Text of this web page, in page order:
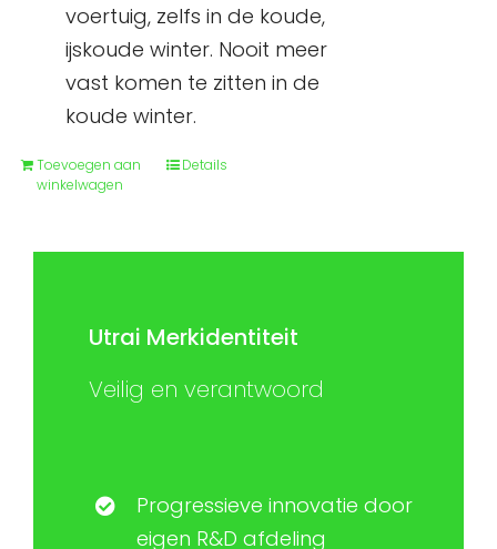
voertuig, zelfs in de koude,
ijskoude winter. Nooit meer
vast komen te zitten in de
koude winter.
Toevoegen aan
winkelwagen
Details
Utrai Merkidentiteit
Veilig en verantwoord
Progressieve innovatie door
eigen R&D afdeling